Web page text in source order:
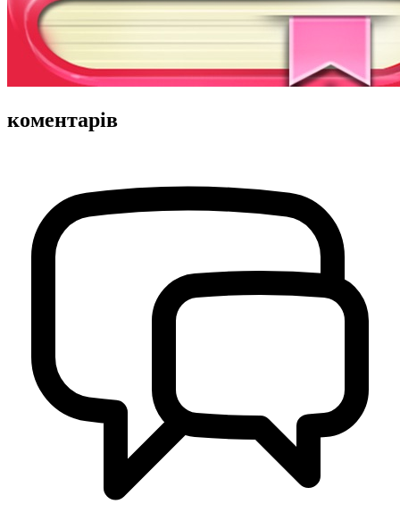
коментарів